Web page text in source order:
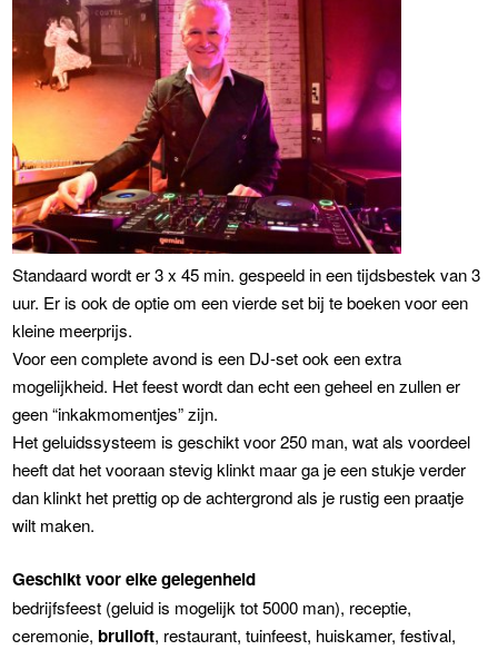
Standaard wordt er 3 x 45 min. gespeeld in een tijdsbestek van 3
uur. Er is ook de optie om een vierde set bij te boeken voor een
kleine meerprijs.
Voor een complete avond is een DJ-set ook een extra
mogelijkheid. Het feest wordt dan echt een geheel en zullen er
geen “inkakmomentjes” zijn.
Het geluidssysteem is geschikt voor 250 man, wat als voordeel
heeft dat het vooraan stevig klinkt maar ga je een stukje verder
dan klinkt het prettig op de achtergrond als je rustig een praatje
wilt maken.
Geschikt voor elke gelegenheid
bedrijfsfeest (geluid is mogelijk tot 5000 man), receptie,
ceremonie,bruiloft, restaurant, tuinfeest, huiskamer, festival,